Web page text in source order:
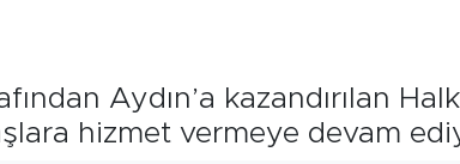
Aydın’a kazandırılan
hizmet vermeye devam